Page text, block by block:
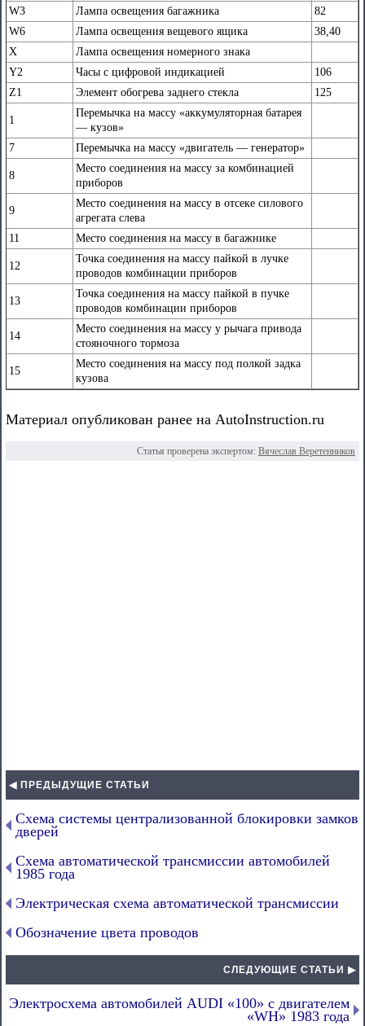
W3 Лампа освещения багажника
82
W6
Лампа освещения вещевого ящика
38,40
X
Лампа освещения номерного знака
Y2
Часы с цифровой индикацией
106
Z1
Элемент обогрева заднего стекла 125
1
Перемычка на массу «аккумуляторная батарея
— кузов»
7
Перемычка на массу «двигатель — генератор»
8
Место соединения на массу за комбинацией
приборов
9
Место соединения на массу в отсеке силового
агрегата слева
11
Место соединения на массу в багажнике
12
Точка соединения на массу пайкой в лучке
проводов комбинации приборов
13
Точка соединения на массу пайкой в пучке
проводов комбинации приборов
14
Место соединения на массу у рычага привода
стояночного тормоза
15
Место соединения на массу под полкой задка
кузова
Материал опубликован ранее на AutoInstruction.ru
Статья проверена экспертом: Вячеслав Веретенников
◀ ПРЕДЫДУЩИЕ СТАТЬИ
Схема системы централизованной блокировки замков
дверей
Схема автоматической трансмиссии автомобилей
1985 года
Электрическая схема автоматической трансмиссии
Обозначение цвета проводов
СЛЕДУЮЩИЕ СТАТЬИ ▶
Электросхема автомобилей AUDI «100» с двигателем
«WH» 1983 года